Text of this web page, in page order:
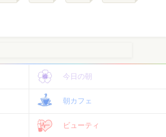
今日の朝
朝カフェ
ビューティ